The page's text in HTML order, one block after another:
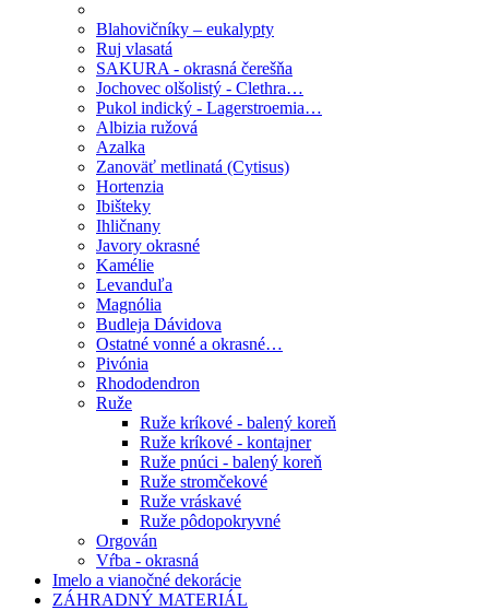
Blahovičníky – eukalypty
Ruj vlasatá
SAKURA - okrasná čerešňa
Jochovec olšolistý - Clethra…
Pukol indický - Lagerstroemia…
Albizia ružová
Azalka
Zanoväť metlinatá (Cytisus)
Hortenzia
Ibišteky
Ihličnany
Javory okrasné
Kamélie
Levanduľa
Magnólia
Budleja Dávidova
Ostatné vonné a okrasné…
Pivónia
Rhododendron
Ruže
Ruže kríkové - balený koreň
Ruže kríkové - kontajner
Ruže pnúci - balený koreň
Ruže stromčekové
Ruže vráskavé
Ruže pôdopokryvné
Orgován
Vŕba - okrasná
Imelo a vianočné dekorácie
ZÁHRADNÝ MATERIÁL